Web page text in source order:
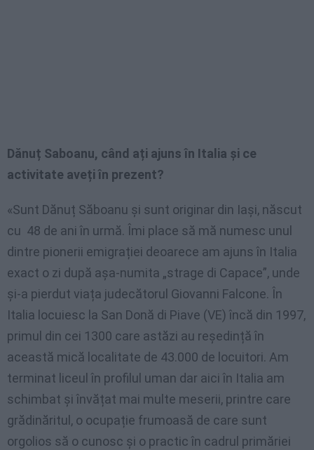
Dănuț Saboanu, când ați ajuns în Italia și ce
activitate aveți în prezent?
«Sunt Dănuț Săboanu și sunt originar din Iași, născut
cu 48 de ani în urmă. Îmi place să mă numesc unul
dintre pionerii emigrației deoarece am ajuns în Italia
exact o zi după așa-numita „strage di Capace”, unde
și-a pierdut viața judecătorul Giovanni Falcone. În
Italia locuiesc la San Donă di Piave (VE) încă din 1997,
primul din cei 1300 care astăzi au reședință în
această mică localitate de 43.000 de locuitori. Am
terminat liceul în profilul uman dar aici în Italia am
schimbat și învățat mai multe meserii, printre care
grădinăritul, o ocupație frumoasă de care sunt
orgolios să o cunosc și o practic în cadrul primăriei